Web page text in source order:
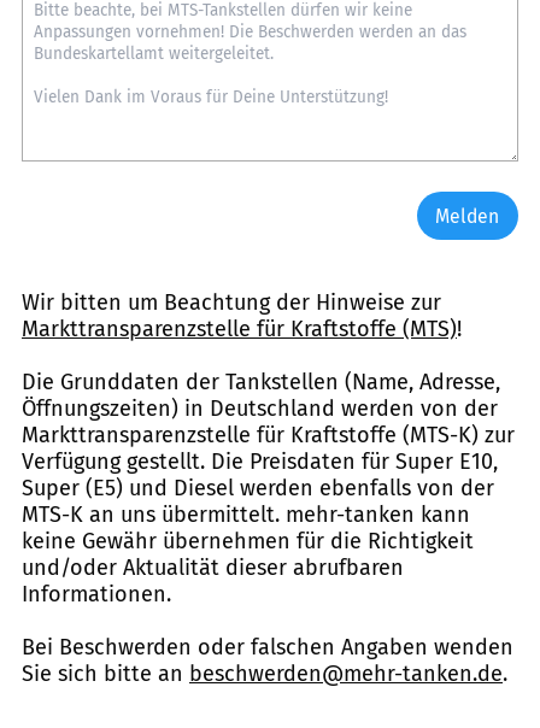
Melden
Wir bitten um Beachtung der Hinweise zur
Markttransparenzstelle für Kraftstoffe (MTS)!
Die Grunddaten der Tankstellen (Name, Adresse,
Öffnungszeiten) in Deutschland werden von der
Markttransparenzstelle für Kraftstoffe (MTS-K) zur
Verfügung gestellt. Die Preisdaten für Super E10,
Super (E5) und Diesel werden ebenfalls von der
MTS-K an uns übermittelt. mehr-tanken kann
keine Gewähr übernehmen für die Richtigkeit
und/oder Aktualität dieser abrufbaren
Informationen.
Bei Beschwerden oder falschen Angaben wenden
Sie sich bitte an beschwerden@mehr-tanken.de.